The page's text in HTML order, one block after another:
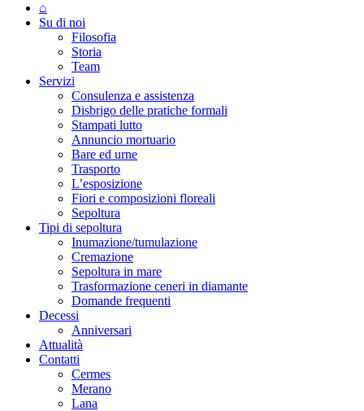
⌂
Su di noi
Filosofia
Storia
Team
Servizi
Consulenza e assistenza
Disbrigo delle pratiche formali
Stampati lutto
Annuncio mortuario
Bare ed urne
Trasporto
L’esposizione
Fiori e composizioni floreali
Sepoltura
Tipi di sepoltura
Inumazione/tumulazione
Cremazione
Sepoltura in mare
Trasformazione ceneri in diamante
Domande frequenti
Decessi
Anniversari
Attualità
Contatti
Cermes
Merano
Lana